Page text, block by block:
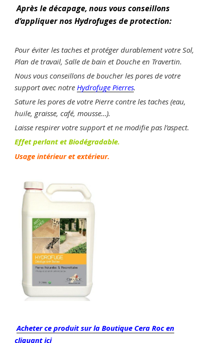
Après le décapage, nous vous conseillons
d’appliquer nos Hydrofuges de protection:
Pour éviter les taches et protéger durablement votre Sol,
Plan de travail, Salle de bain et Douche en Travertin.
Nous vous conseillons de boucher les pores de votre
support avec notre Hydrofuge Pierres.
Sature les pores de votre Pierre contre les taches (eau,
huile, graisse, café, mousse…).
Laisse respirer votre support et ne modifie pas l’aspect.
Effet perlant et Biodégradable.
Usage intérieur et extérieur.
Acheter ce produit sur la Boutique Cera Roc en
cliquant ici